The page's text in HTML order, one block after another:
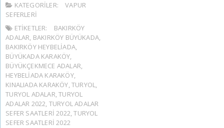
KATEGORILER:
VAPUR
SEFERLERI
ETIKETLER:
BAKIRKÖY
ADALAR, BAKIRKÖY BÜYÜKADA,
BAKIRKÖY HEYBELIADA,
BÜYÜKADA KARAKÖY,
BÜYÜKÇEKMECE ADALAR,
HEYBELIADA KARAKÖY,
KINALIADA KARAKÖY,TURYOL,
TURYOL ADALAR,TURYOL
ADALAR 2022, TURYOL ADALAR
SEFER SAATLERI 2022,TURYOL
SEFER SAATLERI 2022